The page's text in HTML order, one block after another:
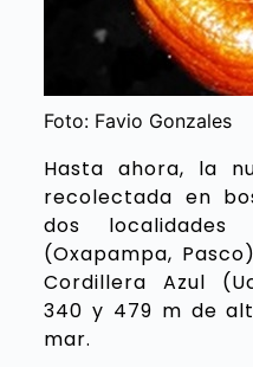
Foto: Favio Gonzales
Hasta ahora, la
recolectada en
dos
(Oxapampa,
Cordillera Azul
340 y 479 m de
mar.